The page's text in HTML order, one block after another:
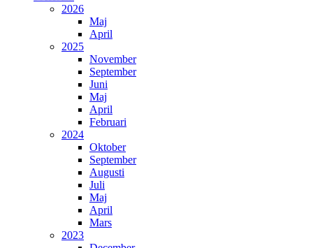
2026
Maj
April
2025
November
September
Juni
Maj
April
Februari
2024
Oktober
September
Augusti
Juli
Maj
April
Mars
2023